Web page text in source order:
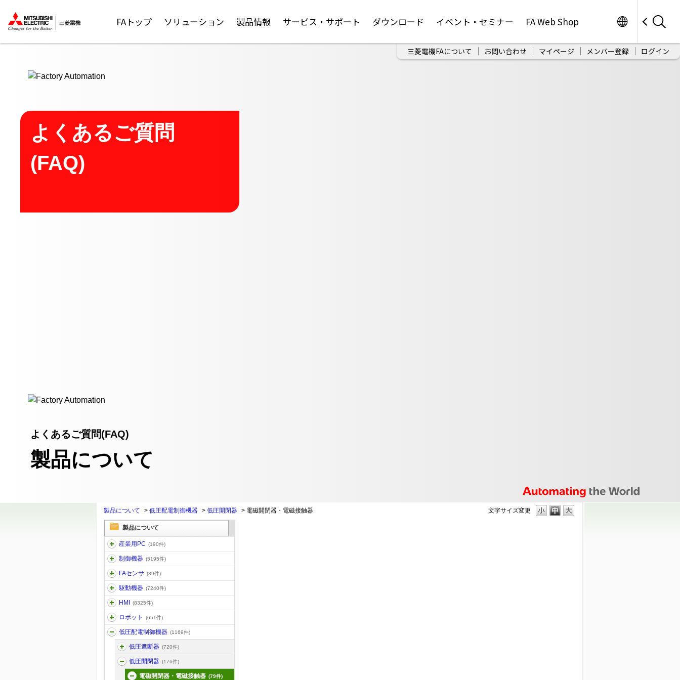
FAトップ ソリューション 製品情報 サービス・サポート ダウンロード イベント・セミナー FA Web Shop
三菱電機FAについて お問い合わせ マイページ メンバー登録 ログイン
よくあるご質問
(FAQ)
よくあるご質問(FAQ)
製品について
文字サイズ変更
製品について > 低圧配電制御機器 > 低圧開閉器 > 電磁開閉器・電磁接触器
製品について
産業用PC (190件)
制御機器 (5195件)
FAセンサ (39件)
駆動機器 (7240件)
HMI (8325件)
ロボット (651件)
低圧配電制御機器 (1169件)
低圧遮断器 (720件)
低圧開閉器 (176件)
電磁開閉器・電磁接触器 (79件)